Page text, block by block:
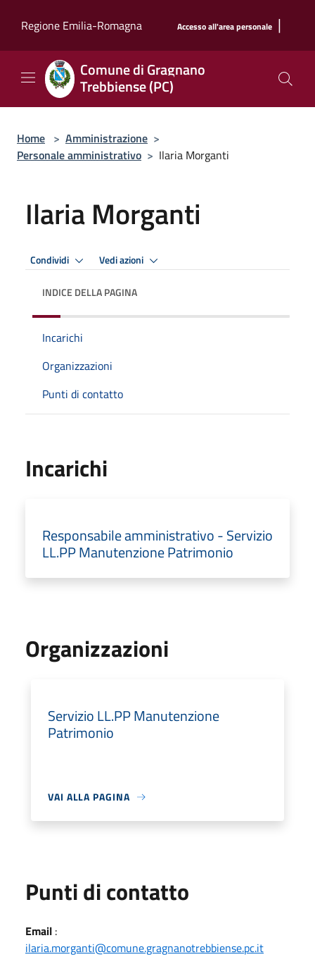
Regione Emilia-Romagna
Accesso all'area personale |
Comune di Gragnano
Trebbiense (PC)
Home > Amministrazione >
Personale amministrativo > Ilaria Morganti
Ilaria Morganti
Condividi Vedi azioni
INDICE DELLA PAGINA
Incarichi
Organizzazioni
Punti di contatto
Incarichi
Responsabile amministrativo - Servizio
LL.PP Manutenzione Patrimonio
Organizzazioni
Servizio LL.PP Manutenzione
Patrimonio
VAI ALLA PAGINA
Punti di contatto
Email :
ilaria.morganti@comune.gragnanotrebbiense.pc.it